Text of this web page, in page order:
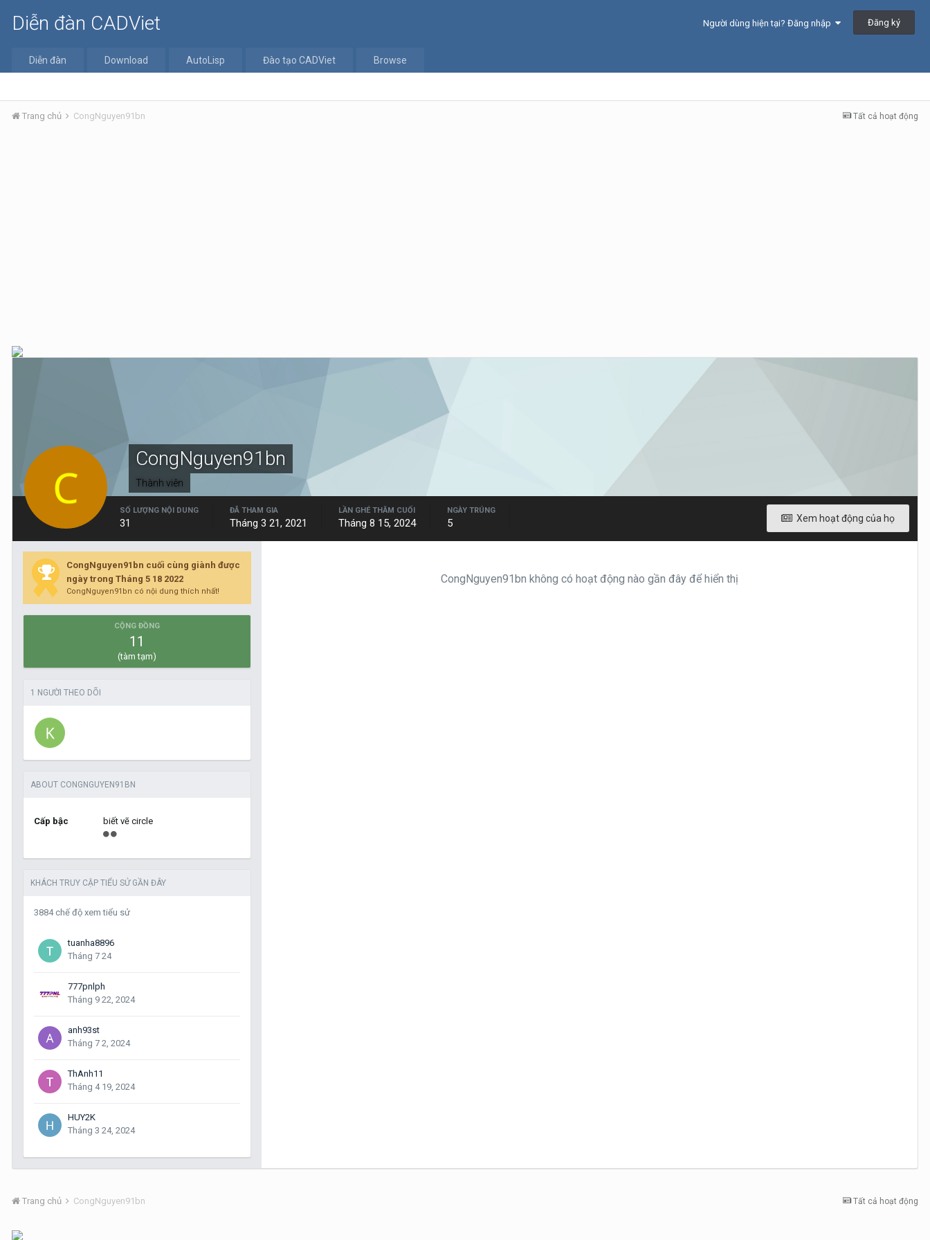
Diễn đàn CADViet Người dùng hiện tại? Đăng nhập Đăng ký
Diễn đàn Download AutoLisp Đào tạo CADViet Browse
Tất cả hoạt động
Trang chủ CongNguyen91bn
CongNguyen91bn
Thành viên
Xem hoạt động của họ
SỐ LƯỢNG NỘI DUNG
31
ĐÃ THAM GIA
Tháng 3 21, 2021
LẦN GHÉ THĂM CUỐI
Tháng 8 15, 2024
NGÀY TRÚNG
5
CongNguyen91bn cuối cùng giành được
ngày trong Tháng 5 18 2022
CongNguyen91bn có nội dung thích nhất!
CỘNG ĐỒNG
11
(tàm tạm)
1 NGƯỜI THEO DÕI
ABOUT CONGNGUYEN91BN
Cấp bậc biết vẽ circle
KHÁCH TRUY CẬP TIỂU SỬ GẦN ĐÂY
3884 chế độ xem tiểu sử
tuanha8896
Tháng 7 24
777pnlph
Tháng 9 22, 2024
anh93st
Tháng 7 2, 2024
ThAnh11
Tháng 4 19, 2024
HUY2K
Tháng 3 24, 2024
CongNguyen91bn không có hoạt động nào gần đây để hiển thị
Tất cả hoạt động
Trang chủ CongNguyen91bn